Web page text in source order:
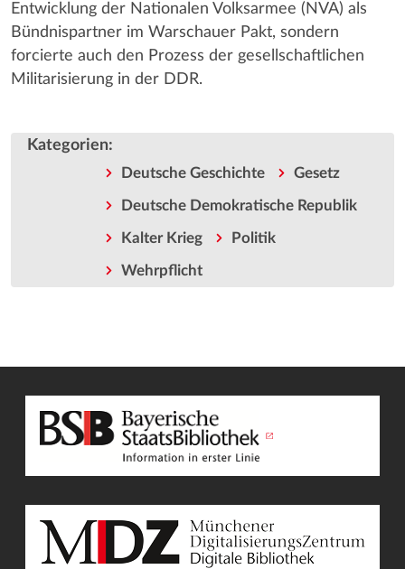
Entwicklung der Nationalen Volksarmee (NVA) als
Bündnispartner im Warschauer Pakt, sondern
forcierte auch den Prozess der gesellschaftlichen
Militarisierung in der DDR.
Kategorien:
Deutsche Geschichte Gesetz
Deutsche Demokratische Republik
Kalter Krieg Politik
Wehrpflicht